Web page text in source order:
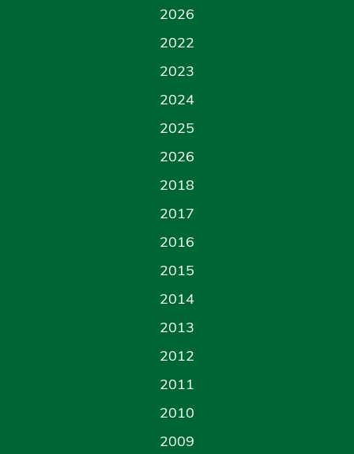
2026
2022
2023
2024
2025
2026
2018
2017
2016
2015
2014
2013
2012
2011
2010
2009